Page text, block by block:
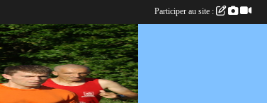
Participer au site :